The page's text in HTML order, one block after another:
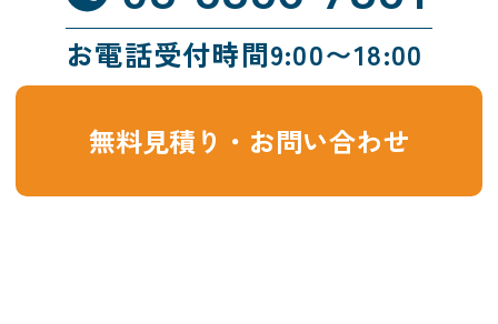
お電話受付時間9:00〜18:00
無料見積り・お問い合わせ